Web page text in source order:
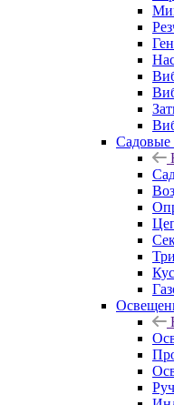
Садовые